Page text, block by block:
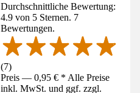
Durchschnittliche Bewertung:
4.9 von 5 Sternen. 7
Bewertungen.
(7)
Preis — 0,95 € * Alle Preise
inkl. MwSt. und ggf. zzgl.